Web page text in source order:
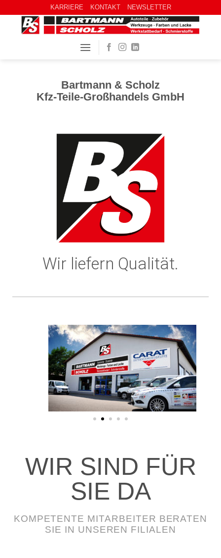
KARRIERE KONTAKT NEWSLETTER
Bartmann & Scholz
Kfz-Teile-Großhandels GmbH
Wir liefern Qualität.
WIR SIND FÜR
SIE DA
KOMPETENTE MITARBEITER BERATEN
SIE IN UNSEREN FILIALEN